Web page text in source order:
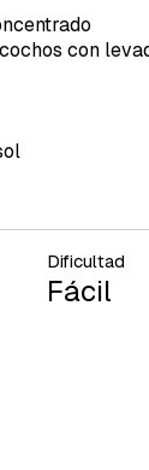
con
Dificultad
Fácil